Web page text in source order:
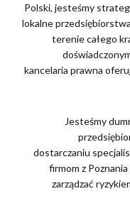
Polski, jesteśmy
lokalne
terenie całego
kancelaria prawna
Jesteśmy
dostarczaniu
firmom z
zarządzać